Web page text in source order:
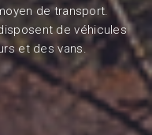
de transport.
de véhicules
et des vans.